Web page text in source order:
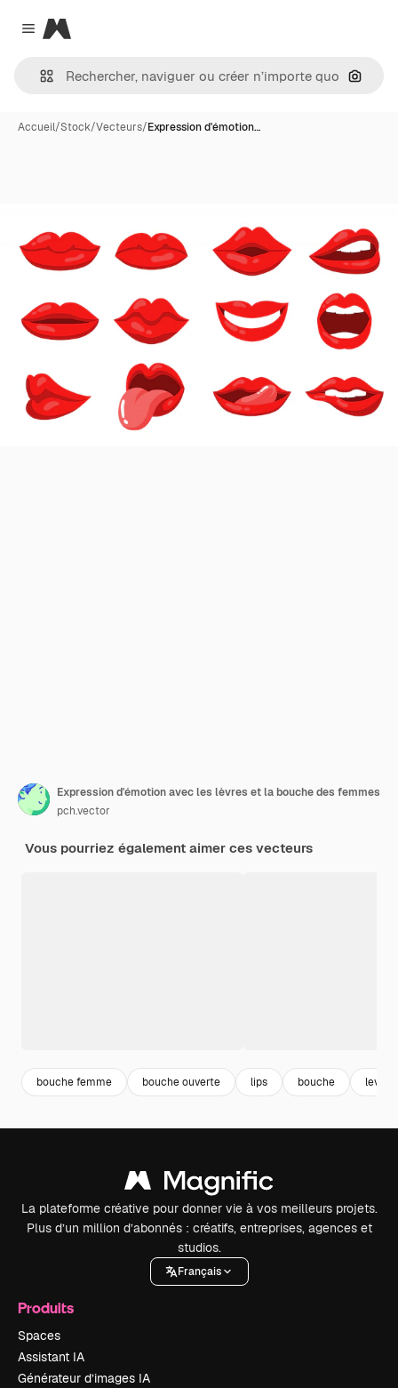
Close menu
Magnific
Accueil/Stock/Vecteurs/Expression d'émotion…
Expression d'émotion avec les lèvres et la bouche des femmes
pch.vector
Vous pourriez également aimer ces vecteurs
bouche femme bouche ouverte lips bouche levres
La plateforme créative pour donner vie à vos meilleurs projets.
Plus d’un million d’abonnés : créatifs, entreprises, agences et
studios.
Français
Produits
Spaces
Assistant IA
Générateur d’images IA